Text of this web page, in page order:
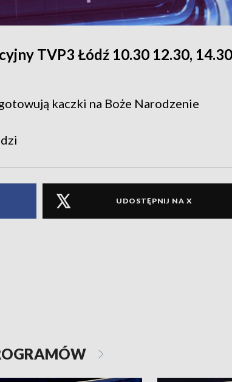
TVP3 Łódź 10.30 12.30,
kaczki na Boże Narodzenie
UDOSTĘPNIJ NA X